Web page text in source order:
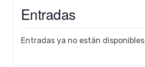
Entradas
Entradas ya no están disponibles